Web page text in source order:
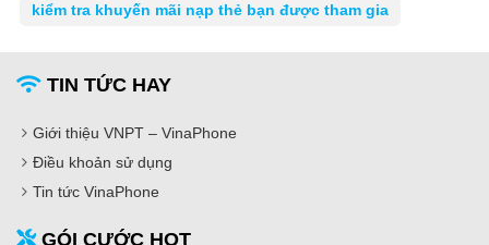
kiểm tra khuyến mãi nạp thẻ bạn được tham gia
TIN TỨC HAY
Giới thiệu VNPT – VinaPhone
Điều khoản sử dụng
Tin tức VinaPhone
GÓI CƯỚC HOT